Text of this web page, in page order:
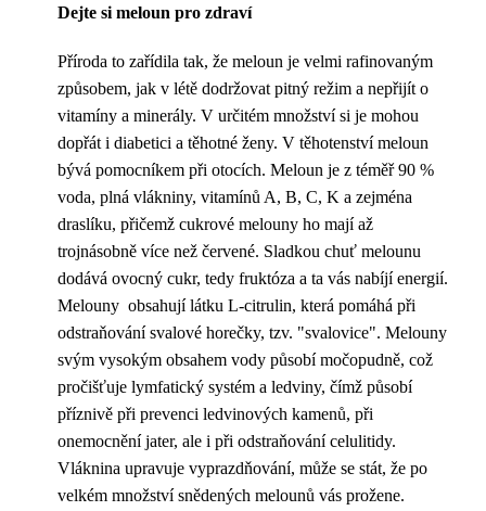
Dejte si meloun pro zdraví
Příroda to zařídila tak, že meloun je velmi rafinovaným
způsobem, jak v létě dodržovat pitný režim a nepřijít o
vitamíny a minerály. V určitém množství si je mohou
dopřát i diabetici a těhotné ženy. V těhotenství meloun
bývá pomocníkem při otocích. Meloun je z téměř 90 %
voda, plná vlákniny, vitamínů A, B, C, K a zejména
draslíku, přičemž cukrové melouny ho mají až
trojnásobně více než červené. Sladkou chuť melounu
dodává ovocný cukr, tedy fruktóza a ta vás nabíjí energií.
Melouny obsahují látku L-citrulin, která pomáhá při
odstraňování svalové horečky, tzv. "svalovice". Melouny
svým vysokým obsahem vody působí močopudně, což
pročišťuje lymfatický systém a ledviny, čímž působí
příznivě při prevenci ledvinových kamenů, při
onemocnění jater, ale i při odstraňování celulitidy.
Vláknina upravuje vyprazdňování, může se stát, že po
velkém množství snědených melounů vás prožene.